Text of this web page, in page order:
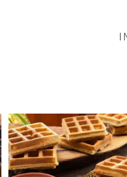
דגים עשיר בעשבי תיבו